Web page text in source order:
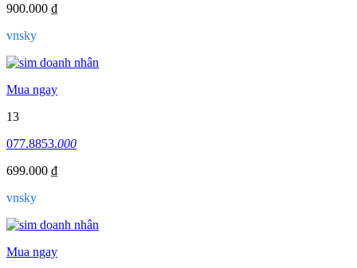
900.000 ₫
vnsky
Mua ngay
13
077.8853.000
699.000 ₫
vnsky
Mua ngay